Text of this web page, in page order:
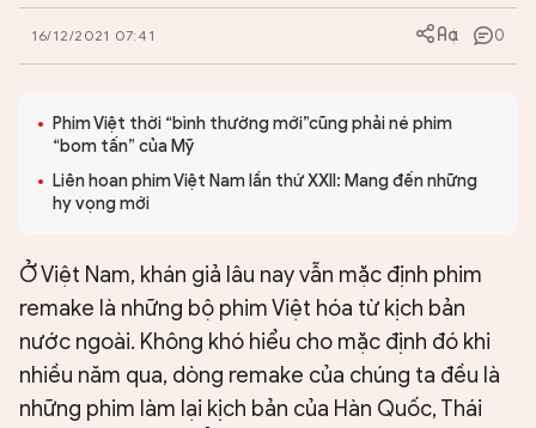
DIỄN ĐÀN
CHUYÊN TRANG
16/12/2021 07:41 0
Phim Việt thời “bình thường mới”cũng phải né phim
“bom tấn” của Mỹ
Liên hoan phim Việt Nam lần thứ XXII: Mang đến những
hy vọng mới
Ở Việt Nam, khán giả lâu nay vẫn mặc định phim
remake là những bộ phim Việt hóa từ kịch bản
nước ngoài. Không khó hiểu cho mặc định đó khi
nhiều năm qua, dòng remake của chúng ta đều là
những phim làm lại kịch bản của Hàn Quốc, Thái